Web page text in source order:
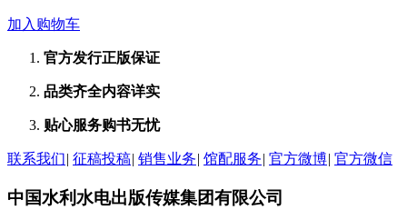
加入购物车
官方发行正版保证
品类齐全内容详实
贴心服务购书无忧
联系我们| 征稿投稿| 销售业务| 馆配服务| 官方微博| 官方微信
中国水利水电出版传媒集团有限公司